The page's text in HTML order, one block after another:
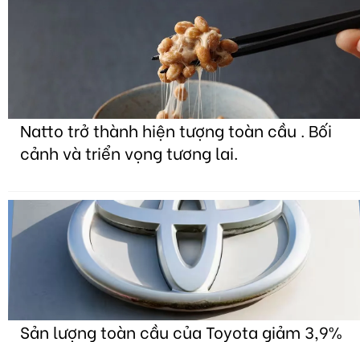
Natto trở thành hiện tượng toàn cầu . Bối
cảnh và triển vọng tương lai.
Sản lượng toàn cầu của Toyota giảm 3,9%